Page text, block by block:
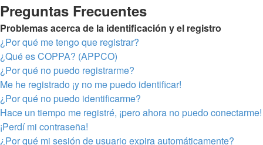
Preguntas Frecuentes
Problemas acerca de la identificación y el registro
¿Por qué me tengo que registrar?
¿Qué es COPPA? (APPCO)
¿Por qué no puedo registrarme?
Me he registrado ¡y no me puedo identificar!
¿Por qué no puedo identificarme?
Hace un tiempo me registré, ¡pero ahora no puedo conectarme!
¡Perdí mi contraseña!
¿Por qué mi sesión de usuario expira automáticamente?